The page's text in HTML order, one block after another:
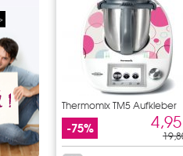
Thermomix TM5 Aufkleber
rund
-75%